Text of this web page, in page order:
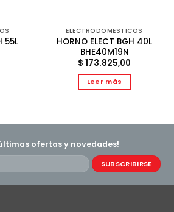
55L
ELECTRODOMESTICOS
HORNO ELECT BGH 40L
BHE40M19N
$ 173.825,00
Leer más
ofertas y novedades!